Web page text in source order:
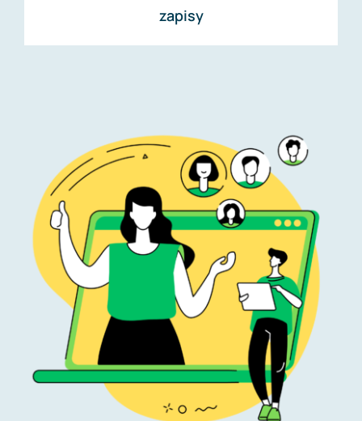
zapisy